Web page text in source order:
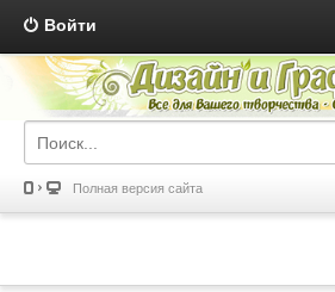
Войти
Полная версия сайта